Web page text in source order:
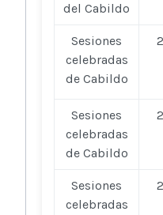
del Cabildo
Sesiones
celebradas
de Cabildo
Sesiones
celebradas
de Cabildo
Sesiones
celebradas